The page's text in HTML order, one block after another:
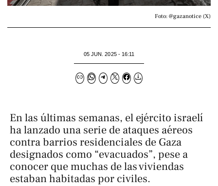
Foto: @gazanotice (X)
05 JUN. 2025 - 16:11
En las últimas semanas, el ejército israelí
ha lanzado una serie de ataques aéreos
contra barrios residenciales de Gaza
designados como “evacuados”, pese a
conocer que muchas de las viviendas
estaban habitadas por civiles.